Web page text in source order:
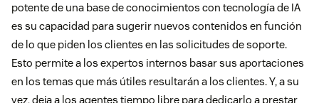
potente de una base de conocimientos con tecnología de IA
es su capacidad para sugerir nuevos contenidos en función
de lo que piden los clientes en las solicitudes de soporte.
Esto permite a los expertos internos basar sus aportaciones
en los temas que más útiles resultarán a los clientes. Y, a su
vez, deja a los agentes tiempo libre para dedicarlo a prestar